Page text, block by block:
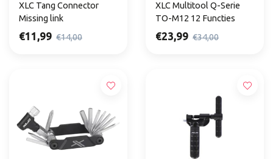
XLC Tang Connector
Missing link
€11,99 €14,00
XLC Multitool Q-Serie
TO-M12 12 Functies
€23,99 €34,00